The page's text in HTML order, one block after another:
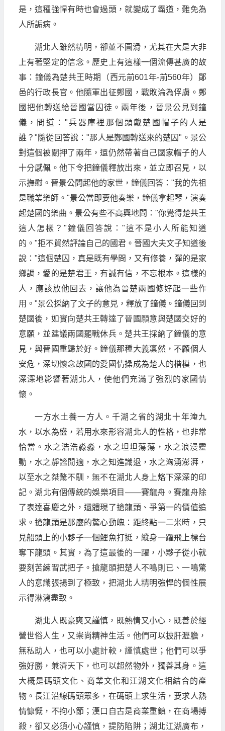
是，這種強悍有時也會過頭，就變成了霸道，難免為
人所詬病。
湖北人雖然精明，卻並不圓滑，尤其在大是大非
上有著堅定的信念。歷史上有這樣一個流傳甚廣的故
事：鐘儀為楚共王時期（西元前601年-前560年）鄖
邑的行政長官。他隨軍出征鄭國，戰敗淪為俘虜。鄭
國把他轉送給晉國當囚徒。兩年後，晉景公見到鐘
儀，問道："兵器庫裡那個頭戴楚國帽子的人是
誰？"隨從回答說："那人是鄭國轉送來的楚囚"。景公
對這個被關押了兩年，還仍然帶著自己國家帽子的人
十分感佩。他下令把鐘儀釋放出來，並立即召見，以
示撫慰。晉景公問起他的家世，鐘儀回答："我的先祖
是職業樂師。"景公當即要他奏樂，鐘儀拿起琴，演奏
起楚國的樂曲。景公有些不高興地問："你覺得楚共王
這人怎樣？"鐘儀回答說："這不是小人所能知道
的。"拒不貿然評論自己的國君。晉國大夫文子知道後
說："這個楚囚，真是既有學問，又有修養，彈的是家
鄉調，愛的是楚君王，有誠有信，不忘根本。這樣的
人，應該放他回去，讓他為晉楚兩國修好起一些作
用。"景公採納了文子的意見，釋放了鐘儀。鐘儀回到
楚國後，如實向楚共王轉達了晉國願意與楚國交好的
意願，並建議兩國罷戰休兵。楚共王採納了鐘儀的意
見，與晉國重歸於好。鐘儀那種大義凜然，不顧個人
安危，深切懷念故國的愛國情操成為楚人的楷模，也
深深地影響著湖北人，使他們充滿了強烈的家國情
懷。
一方水土養一方人。千湖之省的湖北十年淹九
水，以水為盛，若用水來形容湖北人的性格，也非常
恰當。水之浩浩淼淼，水之坦坦蕩蕩，水之浪漫靈
動，水之靜謐閒適，水之知進識退，水之洶湧澎湃，
以至水之桀驁不馴，無不在湖北人身上烙下深深的印
記。湖北有個傳統的娛樂項目——賽龍舟。賽龍舟除
了表達喜慶之外，還體現了搶龍頭、爭第一的價值追
求。搶龍頭是那麼的驚心動魄：距終點一二米時，只
見船頭上的小夥子一個鯉魚打挺，縱身一躍飛上標台
奪下龍頭。其實，為了這最後的一躍，小夥子從小就
要刻苦練習武把子。搶龍頭把楚人不鳴則已、一鳴驚
人的意識張揚到了極致，把湖北人精明強悍的個性展
示得淋漓盡致。
湖北人既豪爽又謹慎，既熱情又小心，既善於經
營世俗人生，又崇尚精神生活。他們可以披肝瀝膽，
無私助人，也可以小處計較，謹慎處世；他們可以爭
強好勝，兼濟天下，也可以超然物外，獨善其身。這
大概是碼頭文化、商業文化和江湖文化相結合的產
物。長江沿線碼頭眾多，在碼頭上求生活，要求人熱
情慷慨，不拘小節；漢口自古是商業重鎮，在商場搏
殺，卻又必須小心謹慎，提防陷阱；湖北江湖廣布，